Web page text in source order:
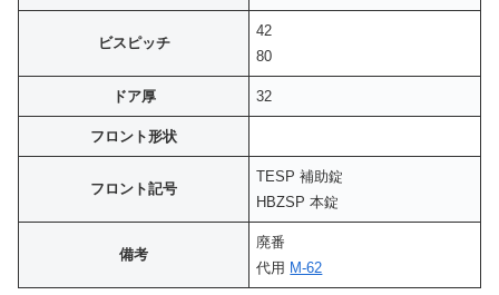
ビスピッチ
42
80
ドア厚 32
フロント形状
フロント記号
TESP 補助錠
HBZSP 本錠
備考
廃番
代用 M-62